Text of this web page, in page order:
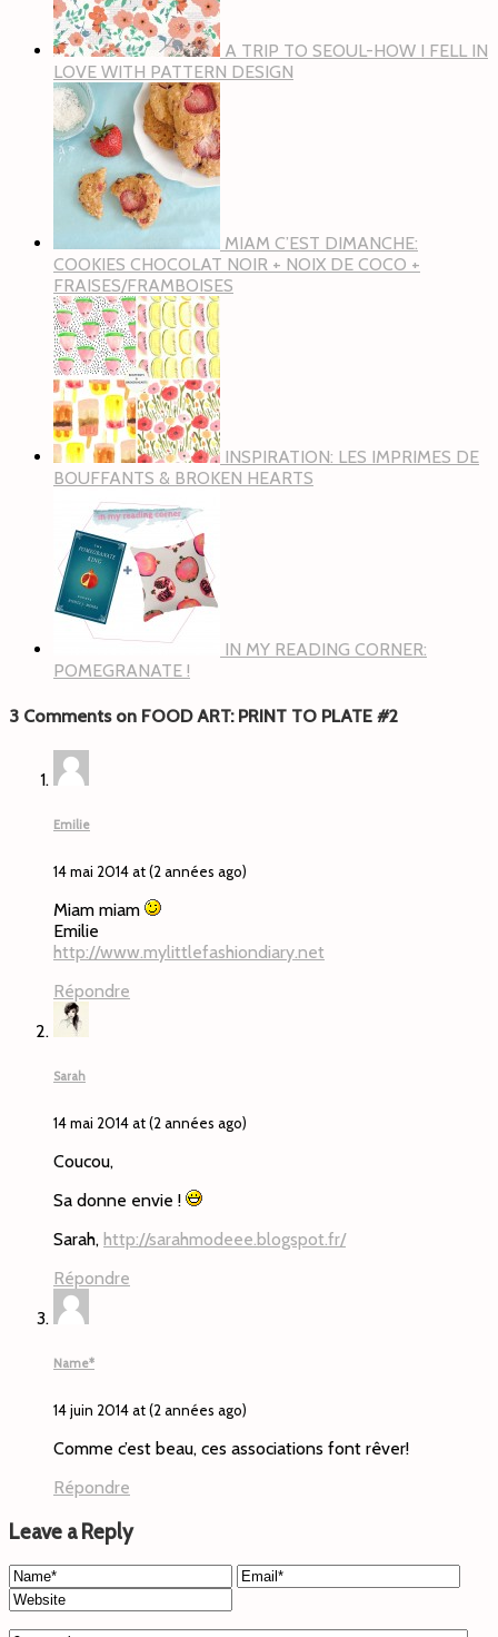
A TRIP TO SEOUL-HOW I FELL IN
LOVE WITH PATTERN DESIGN
MIAM C’EST DIMANCHE:
COOKIES CHOCOLAT NOIR + NOIX DE COCO +
FRAISES/FRAMBOISES
INSPIRATION: LES IMPRIMES DE
BOUFFANTS & BROKEN HEARTS
IN MY READING CORNER:
POMEGRANATE !
3 Comments on FOOD ART: PRINT TO PLATE #2
Emilie
14 mai 2014 at (2 années ago)
Miam miam
Emilie
http://www.mylittlefashiondiary.net
Répondre
Sarah
14 mai 2014 at (2 années ago)
Coucou,
Sa donne envie !
Sarah, http://sarahmodeee.blogspot.fr/
Répondre
Name*
14 juin 2014 at (2 années ago)
Comme c’est beau, ces associations font rêver!
Répondre
Leave a Reply